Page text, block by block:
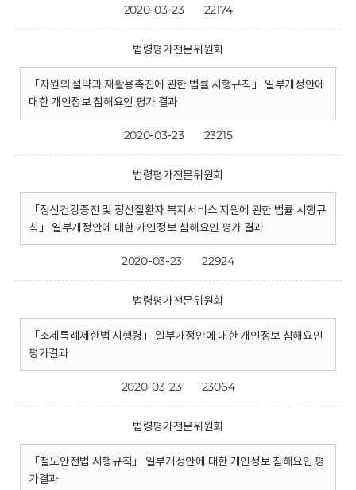
2020-03-23 22174
법령평가전문위원회
「자원의 절약과 재활용촉진에 관한 법률 시행규칙」 일부개정안에
대한 개인정보 침해요인 평가 결과
2020-03-23 23215
법령평가전문위원회
「정신건강증진 및 정신질환자 복지서비스 지원에 관한 법률 시행규
칙」 일부개정안에 대한 개인정보 침해요인 평가 결과
2020-03-23 22924
법령평가전문위원회
「조세특례제한법 시행령」 일부개정안에 대한 개인정보 침해요인
평가결과
2020-03-23 23064
법령평가전문위원회
「철도안전법 시행규칙」 일부개정안에 대한 개인정보 침해요인 평
가결과